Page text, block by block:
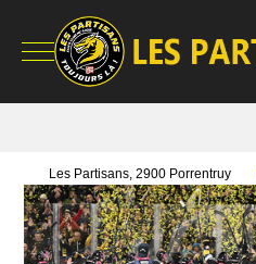
Mobile Menu Toggle
Les Partisans, 2900 Porrentruy